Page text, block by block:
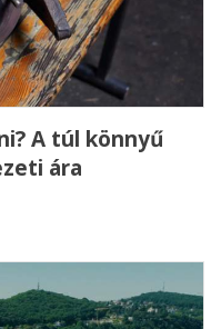
A túl könnyű
ára